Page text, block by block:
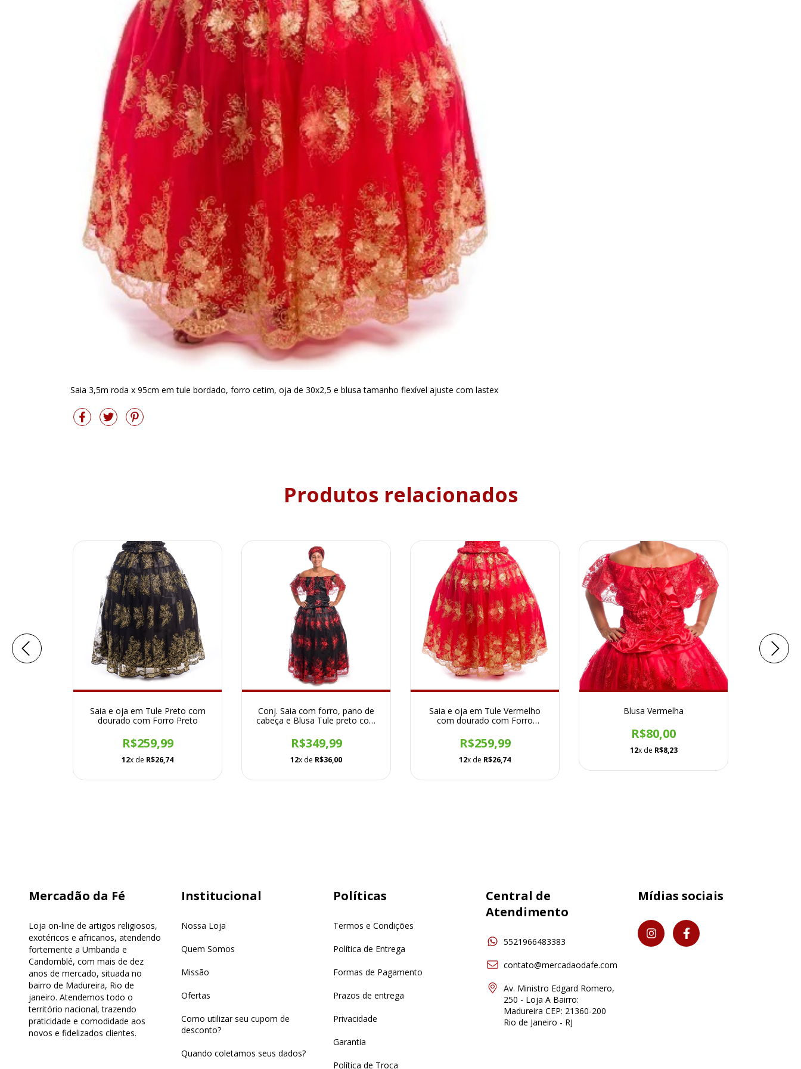
Saia 3,5m roda x 95cm em tule bordado, forro cetim, oja de 30x2,5 e blusa tamanho flexível ajuste com lastex
Produtos relacionados
Saia e oja em Tule Preto com
dourado com Forro Preto
R$259,99
12x de R$26,74
Conj. Saia com forro, pano de
cabeça e Blusa Tule preto com
R$349,99
12x de R$36,00
Saia e oja em Tule Vermelho
com dourado com Forro
R$259,99
12x de R$26,74
Blusa Vermelha
R$80,00
12x de R$8,23
Mercadão da Fé
Loja on-line de artigos religiosos,
exotéricos e africanos, atendendo
fortemente a Umbanda e
Candomblé, com mais de dez
anos de mercado, situada no
bairro de Madureira, Rio de
janeiro. Atendemos todo o
território nacional, trazendo
praticidade e comodidade aos
novos e fidelizados clientes.
Institucional
Nossa Loja
Quem Somos
Missão
Ofertas
Como utilizar seu cupom de
desconto?
Quando coletamos seus dados?
Políticas
Termos e Condições
Política de Entrega
Formas de Pagamento
Prazos de entrega
Privacidade
Garantia
Política de Troca
Central de
Atendimento
5521966483383
contato@mercadaodafe.com
Av. Ministro Edgard Romero,
250 - Loja A Bairro:
Madureira CEP: 21360-200
Rio de Janeiro - RJ
Mídias sociais